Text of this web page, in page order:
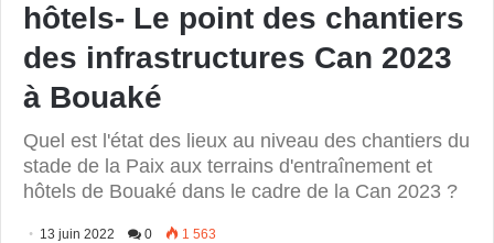
hôtels- Le point des chantiers
des infrastructures Can 2023
à Bouaké
Quel est l'état des lieux au niveau des chantiers du
stade de la Paix aux terrains d'entraînement et
hôtels de Bouaké dans le cadre de la Can 2023 ?
13 juin 2022 0 1 563